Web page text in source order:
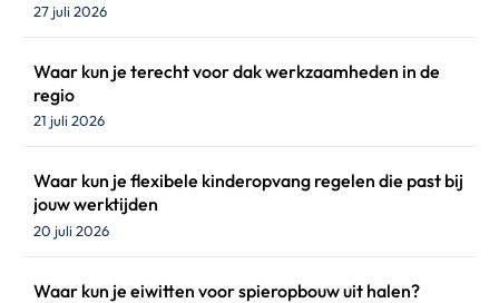
27 juli 2026
Waar kun je terecht voor dak werkzaamheden in de
regio
21 juli 2026
Waar kun je flexibele kinderopvang regelen die past bij
jouw werktijden
20 juli 2026
Waar kun je eiwitten voor spieropbouw uit halen?